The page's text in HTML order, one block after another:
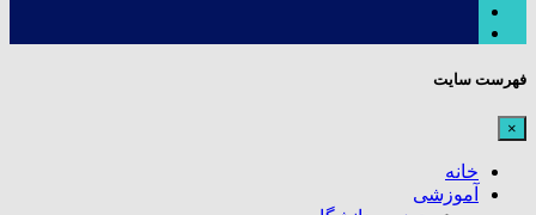
فهرست سایت
×
خانه
آموزشی